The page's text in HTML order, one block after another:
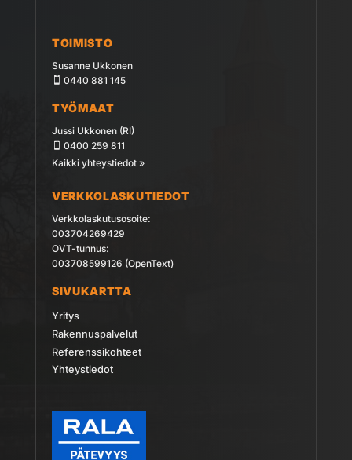
TOIMISTO
Susanne Ukkonen
0440 881 145
TYÖMAAT
Jussi Ukkonen (RI)
0400 259 811
Kaikki yhteystiedot »
VERKKOLASKUTIEDOT
Verkkolaskutusosoite:
003704269429
OVT-tunnus:
003708599126 (OpenText)
SIVUKARTTA
Yritys
Rakennuspalvelut
Referenssikohteet
Yhteystiedot